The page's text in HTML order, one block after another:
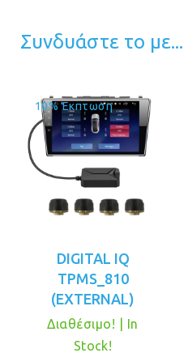
Συνδυάστε το με...
10% Έκπτωση
DIGITAL IQ
TPMS_810
(EXTERNAL)
Διαθέσιμο! | In
Stock!